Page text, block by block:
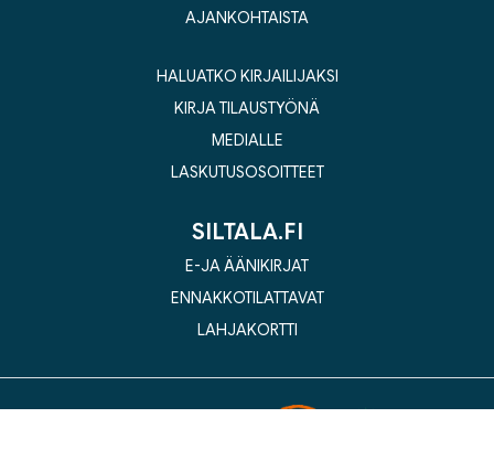
AJANKOHTAISTA
HALUATKO KIRJAILIJAKSI
KIRJA TILAUSTYÖNÄ
MEDIALLE
LASKUTUSOSOITTEET
SILTALA.FI
E-JA ÄÄNIKIRJAT
ENNAKKOTILATTAVAT
LAHJAKORTTI